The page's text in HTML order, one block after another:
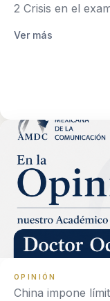
2 Crisis en el
Ver más
OPINIÓN
China impone